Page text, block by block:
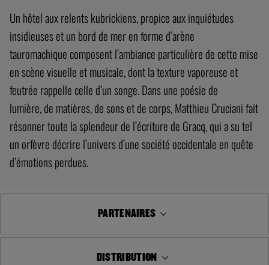
Un hôtel aux relents kubrickiens, propice aux inquiétudes
insidieuses et un bord de mer en forme d’arène
tauromachique composent l’ambiance particulière de cette mise
en scène visuelle et musicale, dont la texture vaporeuse et
feutrée rappelle celle d’un songe. Dans une poésie de
lumière, de matières, de sons et de corps, Matthieu Cruciani fait
résonner toute la splendeur de l’écriture de Gracq, qui a su tel
un orfèvre décrire l’univers d’une société occidentale en quête
d’émotions perdues.
PARTENAIRES
DISTRIBUTION